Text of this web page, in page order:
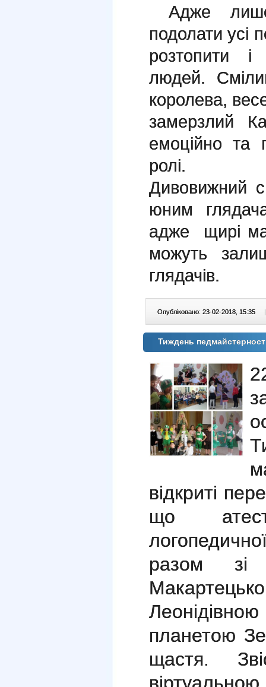
Адже
подолати усі
розтопити
людей.
королева,
замерзлий
емоційно та
Дивовижний
юним
адже щирі
можуть
глядачів.
Опубліковано: 23-02-2018, 15:35 |
Тиждень
відкриті
що
разом зі
планетою
щастя.